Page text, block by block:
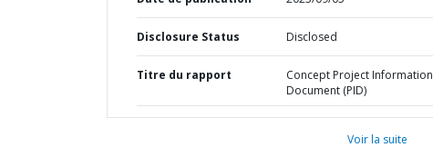
Disclosure Status Disclosed
Titre du rapport
Concept Project Information
Document (PID)
Voir la suite